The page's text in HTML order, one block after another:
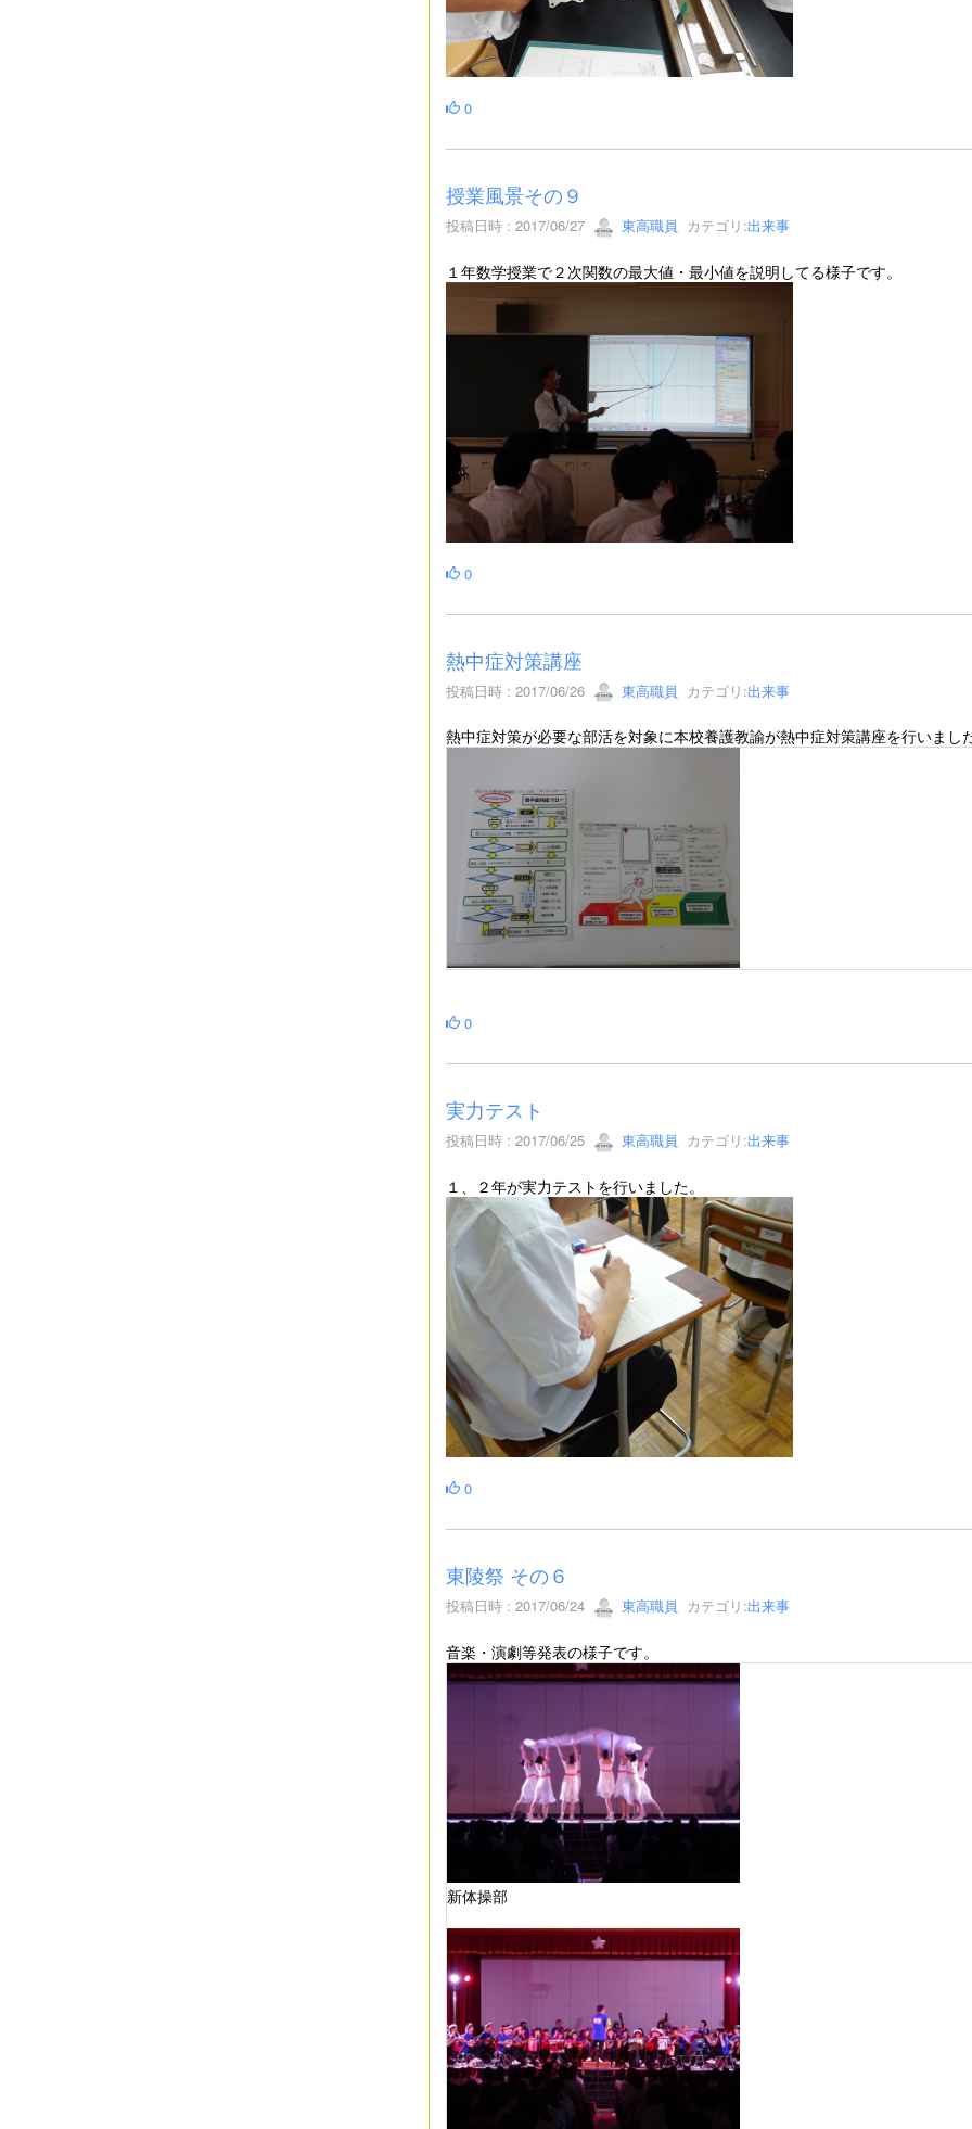
0
授業風景その９
投稿日時 : 2017/06/27 東高職員 カテゴリ:出来事
１年数学授業で２次関数の最大値・最小値を説明してる様子です。
0
熱中症対策講座
投稿日時 : 2017/06/26 東高職員 カテゴリ:出来事
熱中症対策が必要な部活を対象に本校養護教諭が熱中症対策講座を行いまし
0
実力テスト
投稿日時 : 2017/06/25 東高職員 カテゴリ:出来事
１、２年が実力テストを行いました。
0
東陵祭 その６
投稿日時 : 2017/06/24 東高職員 カテゴリ:出来事
音楽・演劇等発表の様子です。
新体操部